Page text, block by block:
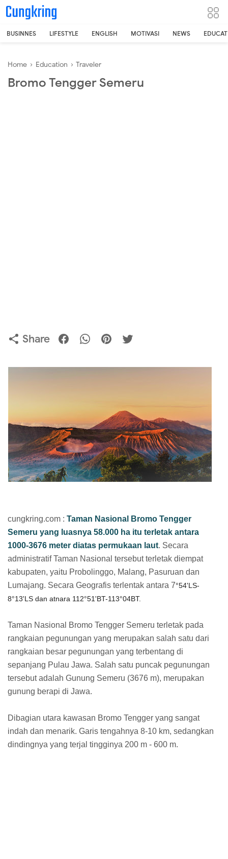
-->
BUSINNES LIFESTYLE ENGLISH MOTIVASI NEWS
Home › Education › Traveler
Bromo Tengger Semeru
Share
cungkring.com : Taman Nasional Bromo Tengger
Semeru yang luasnya 58.000 ha itu terletak antara
1000-3676 meter diatas permukaan laut. Secara
administratif Taman Nasional tersebut terletak diempat
kabupaten, yaitu Probolinggo, Malang, Pasuruan dan
Lumajang. Secara Geografis terlentak antara 7°54'LS-
8°13'LS dan atnara 112°51'BT-113°04BT.
Taman Nasional Bromo Tengger Semeru terletak pada
rangkaian pegunungan yang merupakan salah satu dari
rangkaian besar pegunungan yang terbentang di
sepanjang Pulau Jawa. Salah satu puncak pegunungan
tersebut adalah Gunung Semeru (3676 m), merupakan
gunung berapi di Jawa.
Dibagian utara kawasan Bromo Tengger yang sangat
indah dan menarik. Garis tengahnya 8-10 km, sedangkan
dindingnya yang terjal tingginya 200 m - 600 m.